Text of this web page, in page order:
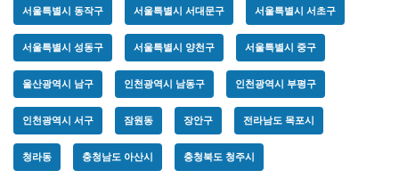
서울특별시 동작구 서울특별시 서대문구 서울특별시 서초구
서울특별시 성동구 서울특별시 양천구 서울특별시 중구
울산광역시 남구 인천광역시 남동구 인천광역시 부평구
인천광역시 서구 잠원동 장안구 전라남도 목포시
청라동 충청남도 아산시 충청북도 청주시